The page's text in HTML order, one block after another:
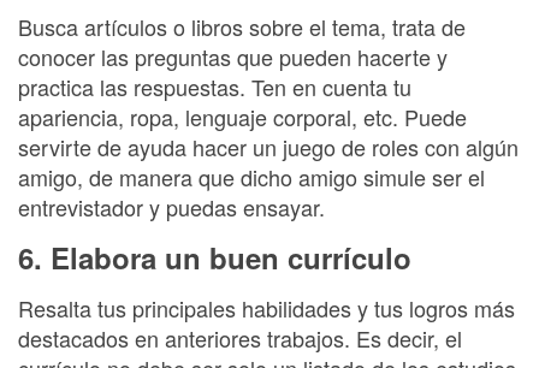
Busca artículos o libros sobre el tema, trata de
conocer las preguntas que pueden hacerte y
practica las respuestas. Ten en cuenta tu
apariencia, ropa, lenguaje corporal, etc. Puede
servirte de ayuda hacer un juego de roles con algún
amigo, de manera que dicho amigo simule ser el
entrevistador y puedas ensayar.
6. Elabora un buen currículo
Resalta tus principales habilidades y tus logros más
destacados en anteriores trabajos. Es decir, el